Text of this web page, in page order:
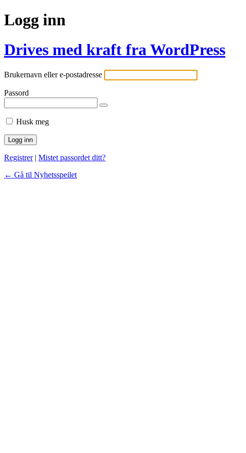
Logg inn
Drives med kraft fra WordPress
Brukernavn eller e-postadresse
Passord
Husk meg
Registrer| Mistet passordet ditt?
← Gå til Nyhetsspeilet